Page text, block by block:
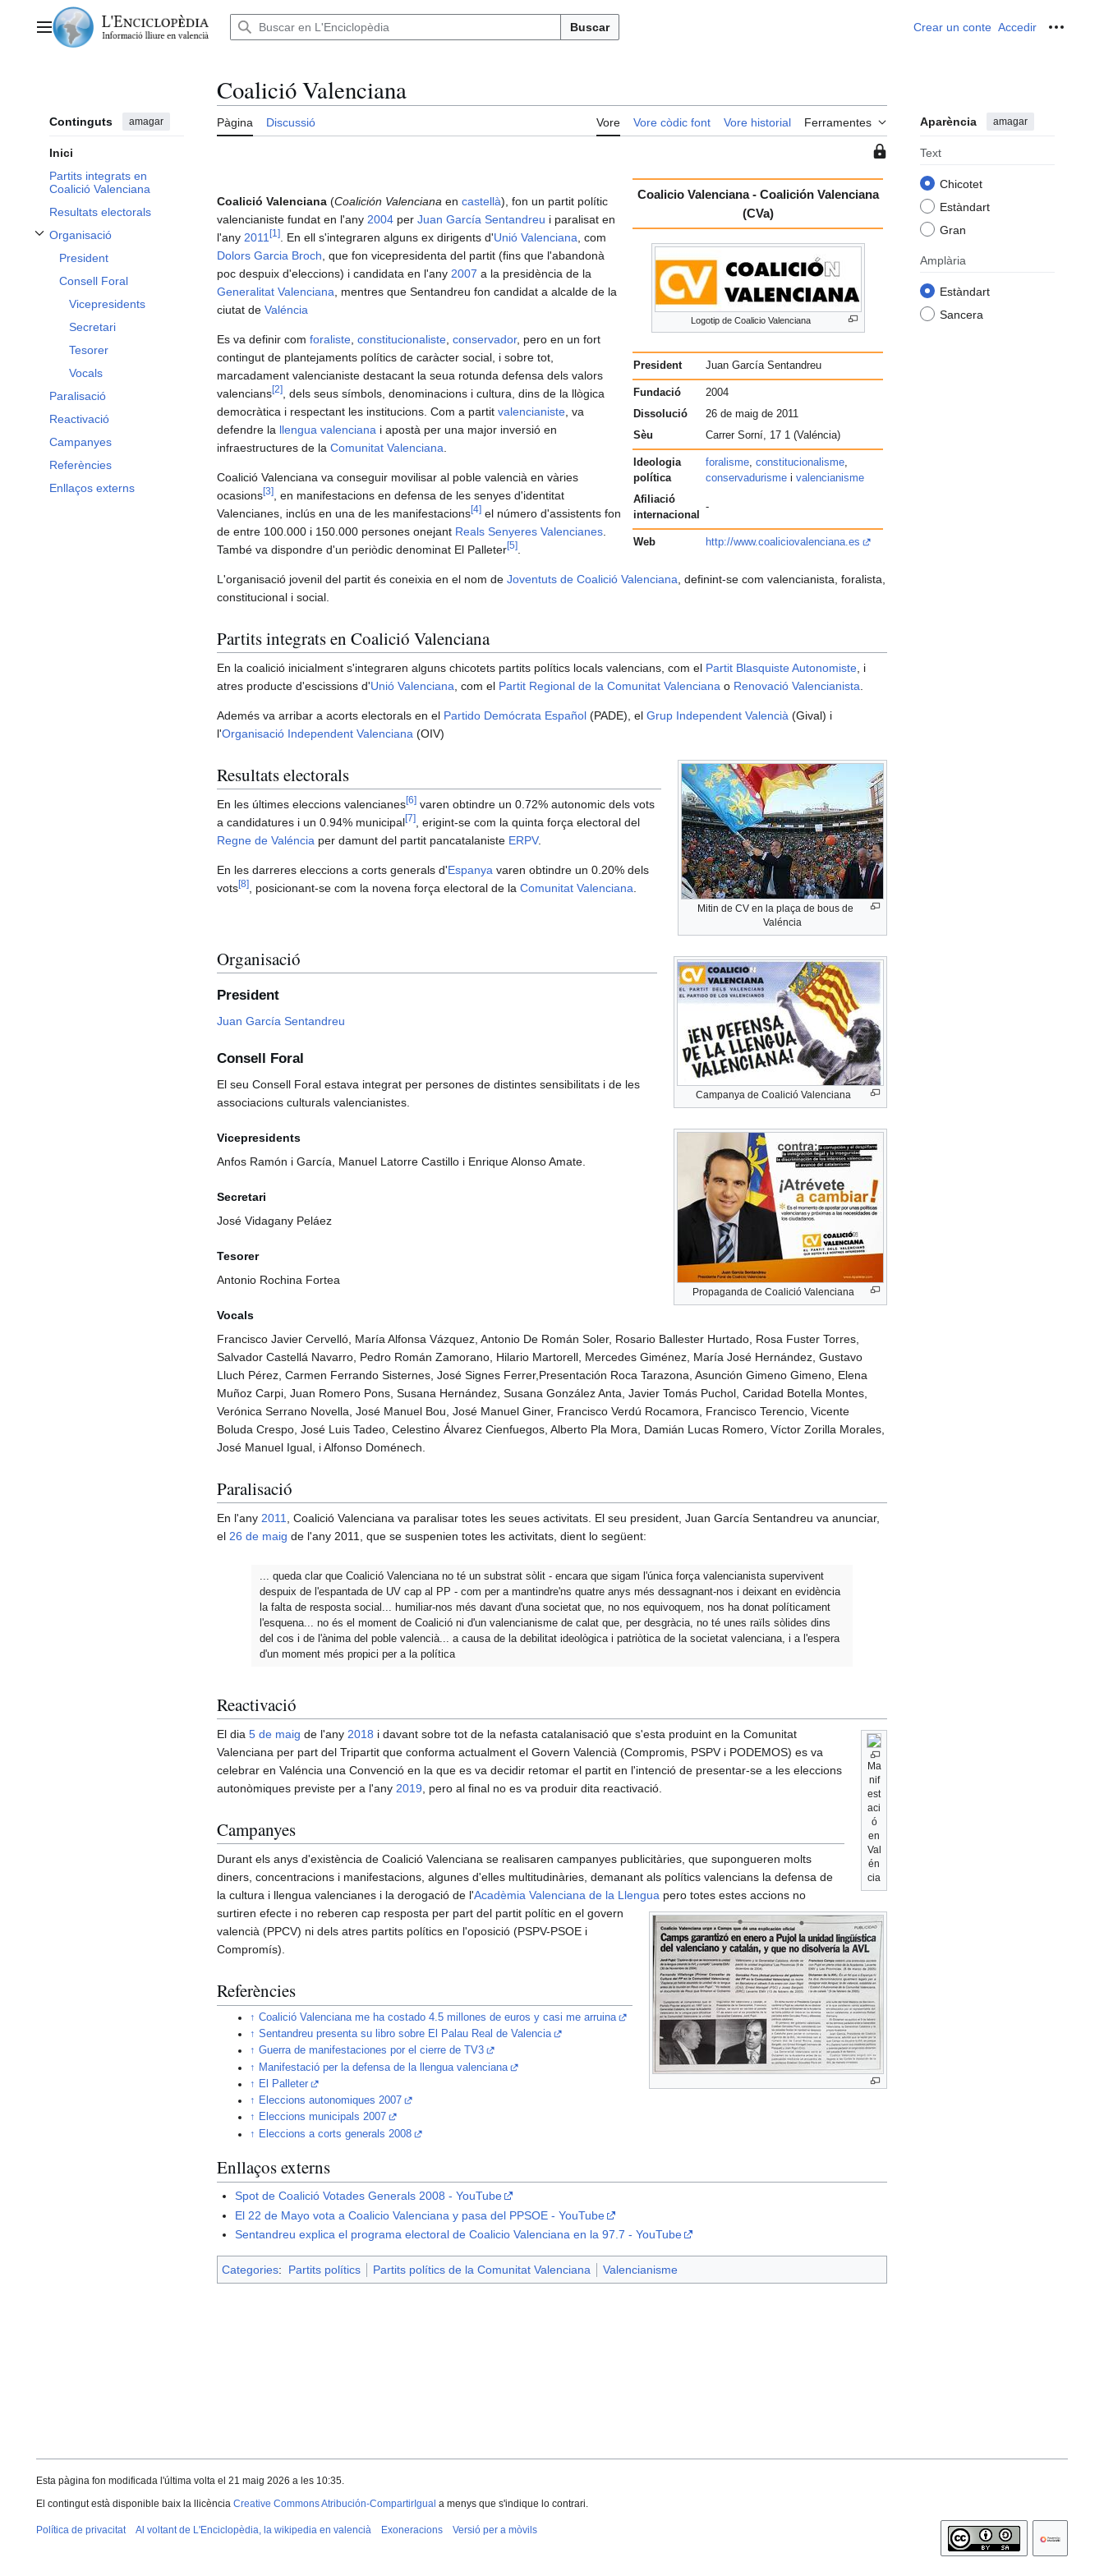
contingutMenú principal Buscar Crear un conte Accedir
Continguts amagar
Inici
Partits integrats en
Coalició Valenciana
Resultats electorals
Organisació
Alternar subsecció Organisació
President
Consell Foral
Vicepresidents
Secretari
Tesorer
Vocals
Paralisació
Reactivació
Campanyes
Referències
Enllaços externs
Coalició Valenciana
Pàgina Discussió Vore Vore còdic font Vore historial Ferramentes Aparència amagar
Text
Chicotet
Estàndart
Gran
Amplària
Estàndart
Sancera
Esta
protegida
en
Coalicio Valenciana - Coalición Valenciana
(CVa)
Logotip de Coalicio Valenciana
President Juan García Sentandreu
Fundació
2004
Dissolució
26 de maig de 2011
Sèu
Carrer Sorní, 17 1 (Valéncia)
Ideologia
política
foralisme, constitucionalisme,
conservadurisme i valencianisme
Afiliació
internacional
-
Web http://www.coaliciovalenciana.es
Coalició Valenciana (Coalición Valenciana en castellà), fon un partit polític
valencianiste fundat en l'any 2004 per Juan García Sentandreu i paralisat en
l'any 2011 [1 ] . En ell s'integraren alguns ex dirigents d'Unió Valenciana , com
Dolors Garcia Broch , que fon vicepresidenta del partit (fins que l'abandonà
poc despuix d'eleccions) i candidata en l'any 2007 a la presidència de la
Generalitat Valenciana , mentres que Sentandreu fon candidat a alcalde de la
ciutat de Valéncia
Es va definir com foraliste constitucionaliste conservador, pero en un fort
contingut de plantejaments polítics de caràcter social, i sobre tot,
marcadament valencianiste destacant la seua rotunda defensa dels valors
valencians[2]
, dels seus símbols, denominacions i cultura, dins de la llògica
democràtica i respectant les institucions. Com a partit valencianiste , va
defendre la llengua valenciana i apostà per una major inversió en
infraestructures de la Comunitat Valenciana
Coalició Valenciana va conseguir movilisar al poble valencià en vàries
ocasions[3]
, en manifestacions en defensa de les senyes d'identitat
Valencianes, inclús en una de les manifestacions[4] el número d'assistents fon
de entre 100.000 i 150.000 persones onejant Reals Senyeres Valencianes
També va dispondre d'un periòdic denominat El Palleter[5]
L'organisació jovenil del partit és coneixia en el nom de Joventuts de Coalició Valenciana‎ , definint-se com valencianista, foralista,
constitucional i social.
Partits integrats en Coalició Valenciana
En la coalició inicialment s'integraren alguns chicotets partits polítics locals valencians, com el Partit Blasquiste Autonomiste , i
atres producte d'escissions d'Unió Valenciana , com el Partit Regional de la Comunitat Valenciana o Renovació Valencianista
Ademés va arribar a acorts electorals en el Partido Demócrata Español (PADE), el Grup Independent Valencià (Gival) i
l'Organisació Independent Valenciana (OIV)
Mitin de CV en la plaça de bous de
Valéncia
Campanya de Coalició Valenciana
Propaganda de Coalició Valenciana
Resultats electorals
En les últimes eleccions valencianes[6] varen obtindre un 0.72% autonomic dels vots
a candidatures i un 0.94% municipal[7]
, erigint-se com la quinta força electoral del
Regne de Valéncia per damunt del partit pancatalaniste ERPV.
En les darreres eleccions a corts generals d'Espanya varen obtindre un 0.20% dels
vots[8] , posicionant-se com la novena força electoral de la Comunitat Valenciana
Organisació
President
Juan García Sentandreu
Consell Foral
El seu Consell Foral estava integrat per persones de distintes sensibilitats i de les
associacions culturals valencianistes.
Vicepresidents
Anfos Ramón i García, Manuel Latorre Castillo i Enrique Alonso Amate.
Secretari
José Vidagany Peláez
Tesorer
Antonio Rochina Fortea
Vocals
Francisco Javier Cervelló, María Alfonsa Vázquez, Antonio De Román Soler, Rosario Ballester Hurtado, Rosa Fuster Torres,
Salvador Castellá Navarro, Pedro Román Zamorano, Hilario Martorell, Mercedes Giménez, María José Hernández, Gustavo
Lluch Pérez, Carmen Ferrando Sisternes, José Signes Ferrer,Presentación Roca Tarazona, Asunción Gimeno Gimeno, Elena
Muñoz Carpi, Juan Romero Pons, Susana Hernández, Susana González Anta, Javier Tomás Puchol, Caridad Botella Montes,
Verónica Serrano Novella, José Manuel Bou, José Manuel Giner, Francisco Verdú Rocamora, Francisco Terencio, Vicente
Boluda Crespo, José Luis Tadeo, Celestino Álvarez Cienfuegos, Alberto Pla Mora, Damián Lucas Romero, Víctor Zorilla Morales,
José Manuel Igual, i Alfonso Doménech.
Paralisació
En l'any 2011, Coalició Valenciana va paralisar totes les seues activitats. El seu president, Juan García Sentandreu va anunciar,
el 26 de maig de l'any 2011, que se suspenien totes les activitats, dient lo següent:
... queda clar que Coalició Valenciana no té un substrat sòlit - encara que sigam l'única força valencianista supervivent
despuix de l'espantada de UV cap al PP - com per a mantindre'ns quatre anys més dessagnant-nos i deixant en evidència
la falta de resposta social... humiliar-nos més davant d'una societat que, no nos equivoquem, nos ha donat políticament
l'esquena... no és el moment de Coalició ni d'un valencianisme de calat que, per desgràcia, no té unes raïls sòlides dins
del cos i de l'ànima del poble valencià... a causa de la debilitat ideològica i patriòtica de la societat valenciana, i a l'espera
d'un moment més propici per a la política
Reactivació
Ma
nif
est
aci
ó
en
Val
én
cia
El dia 5 de maig de l'any 2018 i davant sobre tot de la nefasta catalanisació que s'esta produint en la Comunitat
Valenciana per part del Tripartit que conforma actualment el Govern Valencià (Compromis, PSPV i PODEMOS) es va
celebrar en Valéncia una Convenció en la que es va decidir retomar el partit en l'intenció de presentar-se a les eleccions
autonòmiques previste per a l'any 2019, pero al final no es va produir dita reactivació.
Campanyes
Durant els anys d'existència de Coalició Valenciana se realisaren campanyes publicitàries, que supongueren molts
diners, concentracions i manifestacions, algunes d'elles multitudinàries, demanant als polítics valencians la defensa de
la cultura i llengua valencianes i la derogació de l'Acadèmia Valenciana de la Llengua pero totes estes accions no
surtiren efecte i no reberen cap resposta per part del partit polític en el govern
valencià (PPCV) ni dels atres partits polítics en l'oposició (PSPV-PSOE i
Compromís).
Referències
↑ Coalició Valenciana me ha costado 4.5 millones de euros y casi me arruina
↑ Sentandreu presenta su libro sobre El Palau Real de Valencia
↑ Guerra de manifestaciones por el cierre de TV3
↑ Manifestació per la defensa de la llengua valenciana
↑ El Palleter
↑ Eleccions autonomiques 2007
↑ Eleccions municipals 2007
↑ Eleccions a corts generals 2008
Enllaços externs
Spot de Coalició Votades Generals 2008 - YouTube
El 22 de Mayo vota a Coalicio Valenciana y pasa del PPSOE - YouTube
Sentandreu explica el programa electoral de Coalicio Valenciana en la 97.7 - YouTube
Categories: Partits polítics Partits polítics de la Comunitat Valenciana Valencianisme
Esta pàgina fon modificada l'última volta el 21 maig 2026 a les 10:35.
El contingut està disponible baix la llicència Creative Commons Atribución-CompartirIgual a menys que s'indique lo contrari.
Política de privacitat Al voltant de L'Enciclopèdia, la wikipedia en valencià Exoneracions Versió per a mòvils